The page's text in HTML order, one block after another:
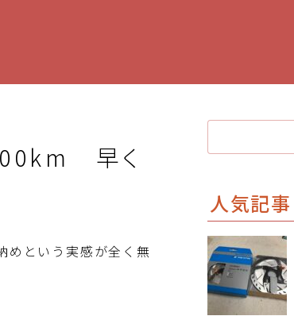
早く
めという実感が全く無
人気記事